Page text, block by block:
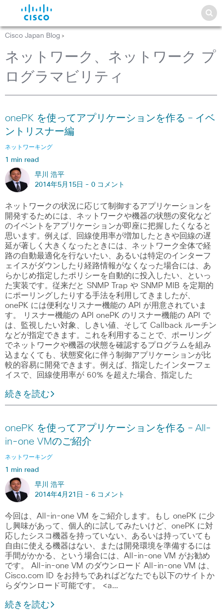
Cisco Japan Blog >
ネットワーク、ネットワーク プ
ログラマビリティ
onePK を使ってアプリケーションを作る – イベ
ントリスナー編
ネットワーキング
1 min read
早川 浩平
2014年5月15日 - 0 コメント
ネットワークの状況に応じて制御するアプリケーションを
開発するためには、ネットワークや機器の状態の変化など
のイベントをアプリケーションが即座に把握したくなると
思います。例えば、回線使用率が増加したときや回線の遅
延が著しく大きくなったときには、ネットワーク全体で経
路の自動最適化を行ないたい、あるいは特定のインターフ
ェイスがダウンしたり経路情報がなくなった場合には、あ
らかじめ指定したポリシーを自動的に投入したい、といっ
た実装です。従来だと SNMP Trap や SNMP MIB を定期的
にポーリングしたりする手法を利用してきましたが、
onePK には便利なリスナー機能の API が用意されていま
す。 リスナー機能の API onePK のリスナー機能の API で
は、監視したい対象、しきい値、そして Callback ルーチン
などが指定できます。これを利用することで、ポーリング
でネットワークや機器の状態を確認するプログラムを組み
込まなくても、状態変化に伴う制御アプリケーションが比
較的容易に開発できます。例えば、指定したインターフェ
イスで、回線使用率が 60% を超えた場合、指定した
続きを読む
onePK を使ってアプリケーションを作る – All-
in-one VMのご紹介
ネットワーキング
1 min read
早川 浩平
2014年4月21日 - 6 コメント
今回は、All-in-one VM をご紹介します。もし onePK に少
し興味があって、個人的に試してみたいけど、onePK に対
応したシスコ機器を持っていない、あるいは持っていても
自由に使える機器はない、または開発環境を準備するには
手間がかかる、という場合には、All-in-one VM がお勧め
です。 All-in-one VM のダウンロード All-in-one VM は、
Cisco.com ID をお持ちであればどなたでも以下のサイトか
らダウンロード可能です。 <a…
続きを読む